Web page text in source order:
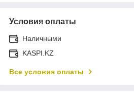
Условия оплаты
Наличными
KASPI.KZ
Все условия оплаты